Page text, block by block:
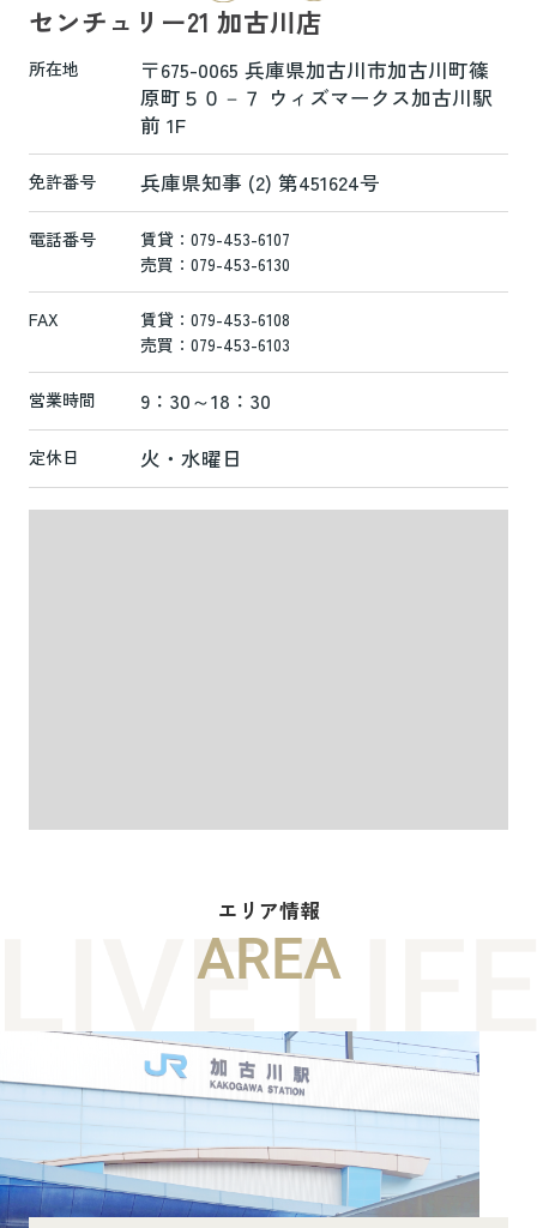
新ホームページは検索も楽々♪スマホに
も対応済！
より見やすくなっております！
是非一度ご覧ください(^^♪
センチュリー21 加古川店
所在地
〒675-0065 兵庫県加古川市加古川町篠
原町５０－７ ウィズマークス加古川駅
前 1F
免許番号 兵庫県知事 (2) 第451624号
電話番号
賃貸：079-453-6107
売買：079-453-6130
FAX
賃貸：079-453-6108
売買：079-453-6103
営業時間 9：30～18：30
定休日 火・水曜日
エリア情報
AREA